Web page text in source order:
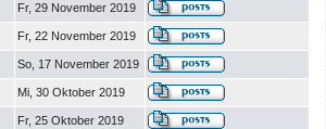
Fr, 29 November 2019
Fr, 22 November 2019
So, 17 November 2019
Mi, 30 Oktober 2019
Fr, 25 Oktober 2019